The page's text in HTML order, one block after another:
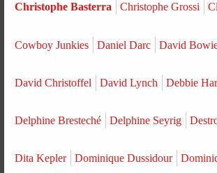
Christophe Basterra Christophe Grossi
Cowboy Junkies Daniel Darc David
David Christoffel David Lynch Debbie
Delphine Bresteché Delphine Seyrig
Dita Kepler Dominique Dussidour